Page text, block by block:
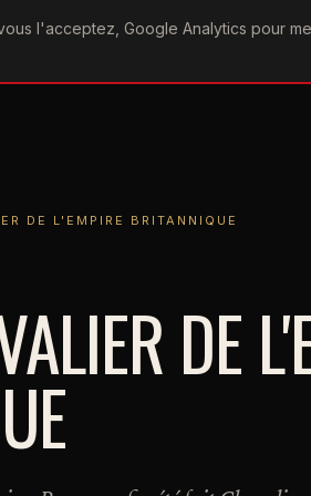
l'acceptez, Google Analytics pour
ACTU CONCERTS DISCOGRAPHIE
DE L'EMPIRE BRITANNIQUE
DE